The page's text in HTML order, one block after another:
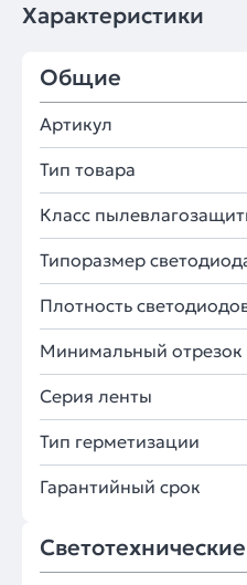
Характеристики
Общие
Артикул
Тип товара
Класс
Типоразмер
Плотность
Минимальный отрезок
Серия ленты
Тип герметизации
Гарантийный срок
Светотехнические